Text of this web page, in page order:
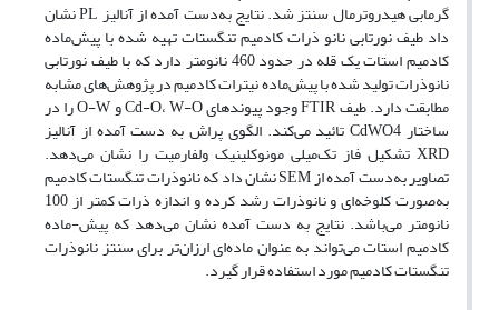
گرمابی هیدروترمال سنتز شد. نتایج به‌دست ‌آمده از آنالیز PL نشان
داد طیف نورتابی نانو ذرات کادمیم تنگستات تهیه ‌شده با پیش‌ماده
کادمیم استات یک قله در حدود 460 نانومتر دارد که با طیف نورتابی
نانوذرات تولید شده با پیش‌ماده نیترات کادمیم در پژوهش‌های مشابه
مطابقت دارد. طیف FTIR وجود پیوندهای Cd-O، W-O و O-W را در
ساختار CdWO4 تائید می‌کند. الگوی پراش به دست آمده از آنالیز
XRD تشکیل فاز تک‌میلی مونوکلینیک ولفارمیت را نشان می‌دهد.
تصاویر به‌دست آمده از SEM نشان داد که نانوذرات تنگستات کادمیم
به‌صورت کلوخه‌ای و نانوذرات رشد کرده و اندازه‌ ذرات کمتر از 100
نانومتر می‌باشد. نتایج به دست آمده نشان می‌دهد که پیش-ماده
کادمیم استات می‌تواند به‌ عنوان ماده‌ای ارزان‌تر برای سنتز نانوذرات
تنگستات کادمیم مورد استفاده قرار گیرد.